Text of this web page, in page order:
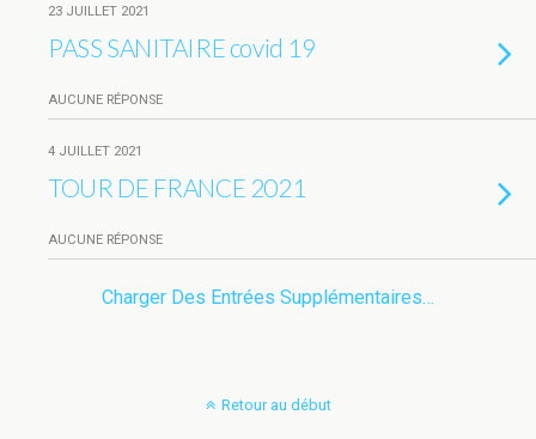
23 JUILLET 2021
PASS SANITAIRE covid 19
AUCUNE RÉPONSE
4 JUILLET 2021
TOUR DE FRANCE 2021
AUCUNE RÉPONSE
Charger Des Entrées Supplémentaires…
Retour au début